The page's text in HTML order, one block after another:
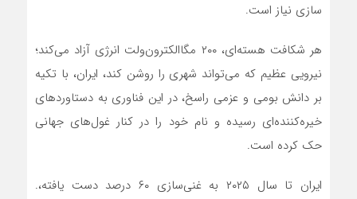
سازی نیاز است.
هر شکافت هسته‌ای، ۲۰۰ مگاالکترون‌ولت انرژی آزاد می‌کند؛
نیرویی عظیم که می‌تواند شهری را روشن کند، ایران، با تکیه
بر دانش بومی و عزمی راسخ، در این فناوری به دستاوردهای
خیره‌کننده‌ای رسیده و نام خود را در کنار غول‌های جهانی
حک کرده است.
ایران تا سال ۲۰۲۵ به غنی‌سازی ۶۰ درصد دست یافته،.